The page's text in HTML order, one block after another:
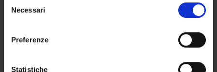
modificare o revocare il proprio consenso in qualsiasi
momento dalla Dichiarazione sui cookie o facendo clic
raccogliere informazioni sulla tua posizione
delNecessari
Preferenze
Statistiche
Proteomica strutturale, funzionale e di espressione
Biochimica e Biologia Molecolare